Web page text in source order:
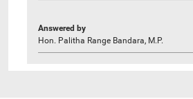
Answered by
Hon. Palitha Range Bandara, M.P.